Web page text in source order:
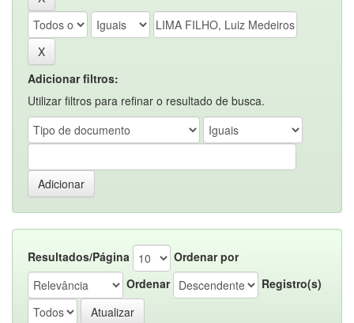
Adicionar filtros:
Utilizar filtros para refinar o resultado de busca.
Resultados/Página
Ordenar por
Ordenar
Registro(s)